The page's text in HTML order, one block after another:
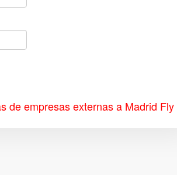
de empresas externas a Madrid Fly